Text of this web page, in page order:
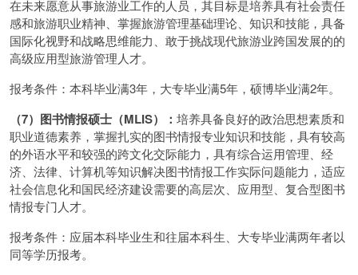
在未来愿意从事旅游业工作的人员，其目标是培养具有社会责任
感和旅游职业精神、掌握旅游管理基础理论、知识和技能，具备
国际化视野和战略思维能力、敢于挑战现代旅游业跨国发展的的
高级应用型旅游管理人才。
报考条件：本科毕业满3年，大专毕业满5年，硕博毕业满2年。
（7）图书情报硕士（MLIS）： 培养具备良好的政治思想素质和
职业道德素养，掌握扎实的图书情报专业知识和技能，具有较高
的外语水平和较强的跨文化交际能力，具有综合运用管理、经
济、法律、计算机等知识解决图书情报工作实际问题能力，适应
社会信息化和国民经济建设需要的高层次、应用型、复合型图书
情报专门人才。
报考条件：应届本科毕业生和往届本科生、大专毕业满两年者以
同等学历报考。